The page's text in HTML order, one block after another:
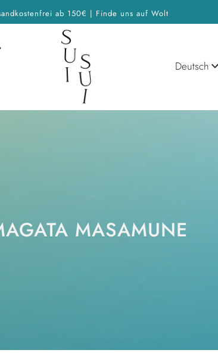
ab 150€ | Finde uns auf Wolt
Deutsch
MASAMUNE